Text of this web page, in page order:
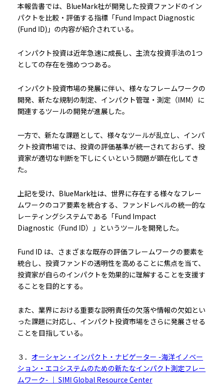
本報告書では、BlueMark社が開発した投資ファンドのイン
パクトを比較・評価する指標「Fund Impact Diagnostic
(Fund ID)」の内容が紹介されている。
インパクト投資は近年急速に成長し、主流な投資手法の1つ
としての存在を強めつつある。
インパクト投資市場の発展に伴い、様々なフレームワークの
開発、新たな規制の制定、インパクト管理・測定（IMM）に
関連するツールの開発が進展した。
一方で、新たな課題として、様々なツールが乱立し、インパ
クト投資市場では、投資の評価基準が統一されておらず、投
資家が適切な判断を下しにくいという問題が顕在化してき
た。
上記を受け、BlueMark社は、世界に存在する様々なフレー
ムワークのコア要素を統合する、ファンドレベルの統一的な
レーティングシステムである「Fund Impact
Diagnostic（Fund ID）」というツールを開発した。
Fund ID は、さまざまな既存の評価フレームワークの要素を
統合し、投資ファンドの透明性を高めることに焦点を当て、
投資家が自らのインパクトを効果的に理解することを支援す
ることを目的とする。
また、業界における重要な説明責任の欠落や情報の欠如とい
った課題に対応し、インパクト投資市場をさらに発展させる
ことを目指している。
３． オーシャン・インパクト・ナビゲーター -海洋イノベー
ション・エコシステムのための新たなインパクト測定フレー
ムワーク- ｜ SIMI Global Resource Center